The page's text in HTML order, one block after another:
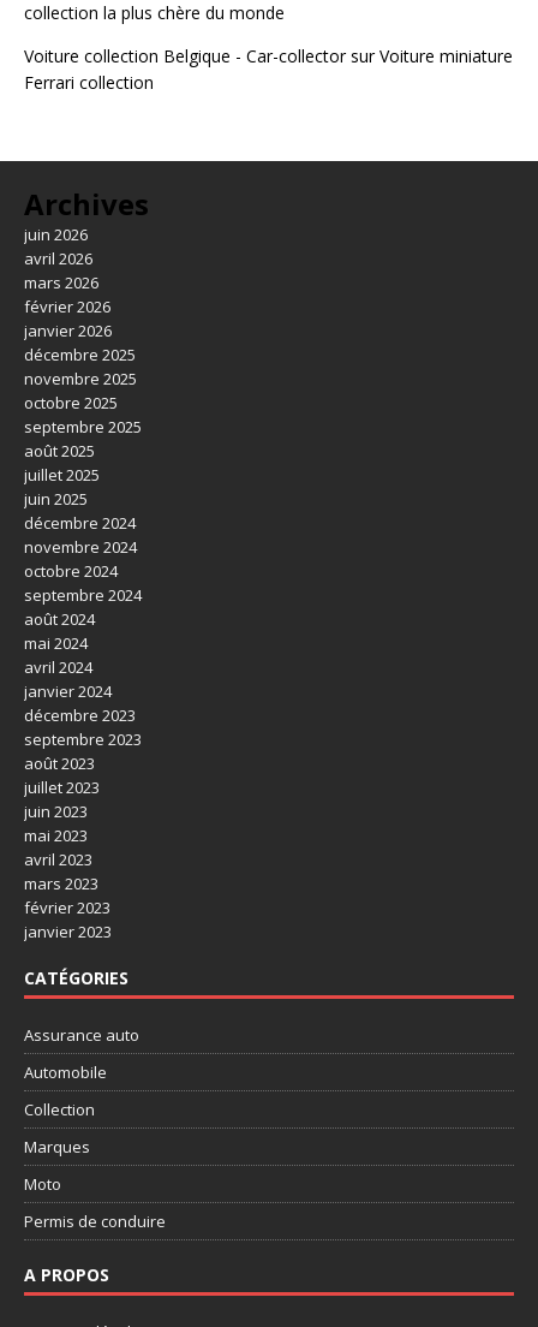
collection la plus chère du monde
Voiture collection Belgique - Car-collectorsurVoiture miniature
Ferrari collection
Archives
juin 2026
avril 2026
mars 2026
février 2026
janvier 2026
décembre 2025
novembre 2025
octobre 2025
septembre 2025
août 2025
juillet 2025
juin 2025
décembre 2024
novembre 2024
octobre 2024
septembre 2024
août 2024
mai 2024
avril 2024
janvier 2024
décembre 2023
septembre 2023
août 2023
juillet 2023
juin 2023
mai 2023
avril 2023
mars 2023
février 2023
janvier 2023
CATÉGORIES
Assurance auto
Automobile
Collection
Marques
Moto
Permis de conduire
A PROPOS